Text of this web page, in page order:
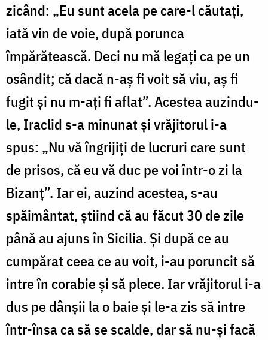
zicând: „Eu sunt acela pe care-l căutați,
iată vin de voie, după porunca
împărătească. Deci nu mă legați ca pe un
osândit; că dacă n-aș fi voit să viu, aș fi
fugit și nu m-ați fi aflat”. Acestea auzindu-
le, Iraclid s-a minunat și vrăjitorul i-a
spus: „Nu vă îngrijiți de lucruri care sunt
de prisos, că eu vă duc pe voi într-o zi la
Bizanț”. Iar ei, auzind acestea, s-au
spăimântat, știind că au făcut 30 de zile
până au ajuns în Sicilia. Și după ce au
cumpărat ceea ce au voit, i-au poruncit să
intre în corabie și să plece. Iar vrăjitorul i-a
dus pe dânșii la o baie și le-a zis să intre
într-însa ca să se scalde, dar să nu-și facă